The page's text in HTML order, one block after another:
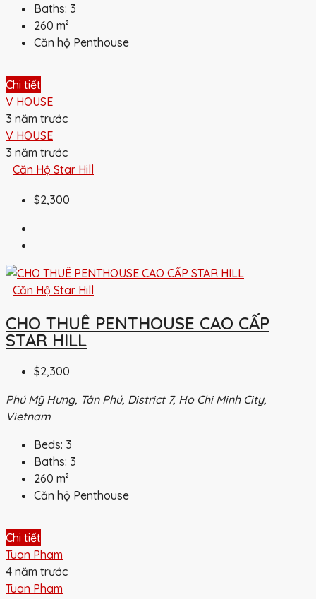
Baths: 3
260 m²
Căn hộ Penthouse
Chi tiết
V HOUSE
3 năm trước
V HOUSE
3 năm trước
Căn Hộ Star Hill
$2,300
Căn Hộ Star Hill
CHO THUÊ PENTHOUSE CAO CẤP
STAR HILL
$2,300
Phú Mỹ Hưng, Tân Phú, District 7, Ho Chi Minh City,
Vietnam
Beds: 3
Baths: 3
260 m²
Căn hộ Penthouse
Chi tiết
Tuan Pham
4 năm trước
Tuan Pham